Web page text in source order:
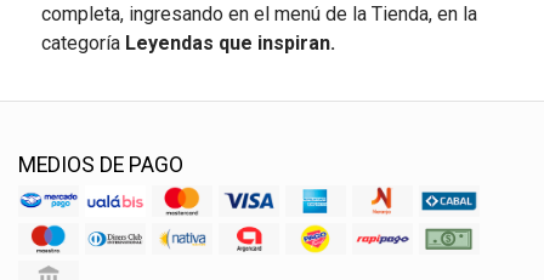
completa, ingresando en el menú de la Tienda, en la
categoría Leyendas que inspiran.
MEDIOS DE PAGO